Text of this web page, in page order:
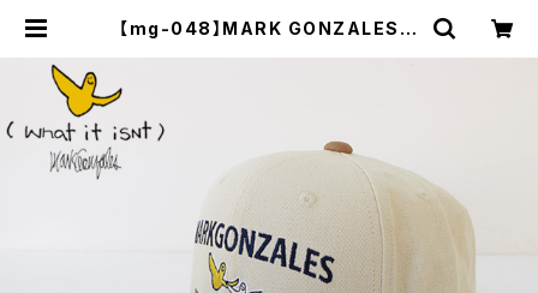
【mg-048】MARK GONZALES B
ル ネイビー ブラック ユニセックス か
っこいい おしゃれ 人気 安い | セレク